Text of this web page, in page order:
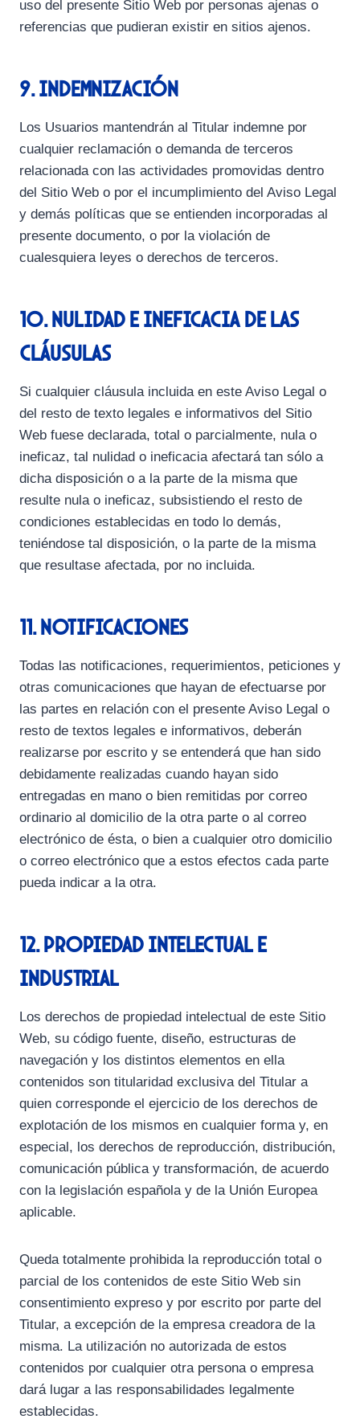
uso del presente Sitio Web por personas ajenas o
referencias que pudieran existir en sitios ajenos.
9. Indemnización
Los Usuarios mantendrán al Titular indemne por
cualquier reclamación o demanda de terceros
relacionada con las actividades promovidas dentro
del Sitio Web o por el incumplimiento del Aviso Legal
y demás políticas que se entienden incorporadas al
presente documento, o por la violación de
cualesquiera leyes o derechos de terceros.
10. Nulidad e ineficacia de las
Cláusulas
Si cualquier cláusula incluida en este Aviso Legal o
del resto de texto legales e informativos del Sitio
Web fuese declarada, total o parcialmente, nula o
ineficaz, tal nulidad o ineficacia afectará tan sólo a
dicha disposición o a la parte de la misma que
resulte nula o ineficaz, subsistiendo el resto de
condiciones establecidas en todo lo demás,
teniéndose tal disposición, o la parte de la misma
que resultase afectada, por no incluida.
11. Notificaciones
Todas las notificaciones, requerimientos, peticiones y
otras comunicaciones que hayan de efectuarse por
las partes en relación con el presente Aviso Legal o
resto de textos legales e informativos, deberán
realizarse por escrito y se entenderá que han sido
debidamente realizadas cuando hayan sido
entregadas en mano o bien remitidas por correo
ordinario al domicilio de la otra parte o al correo
electrónico de ésta, o bien a cualquier otro domicilio
o correo electrónico que a estos efectos cada parte
pueda indicar a la otra.
12. Propiedad Intelectual e
Industrial
Los derechos de propiedad intelectual de este Sitio
Web, su código fuente, diseño, estructuras de
navegación y los distintos elementos en ella
contenidos son titularidad exclusiva del Titular a
quien corresponde el ejercicio de los derechos de
explotación de los mismos en cualquier forma y, en
especial, los derechos de reproducción, distribución,
comunicación pública y transformación, de acuerdo
con la legislación española y de la Unión Europea
aplicable.
Queda totalmente prohibida la reproducción total o
parcial de los contenidos de este Sitio Web sin
consentimiento expreso y por escrito por parte del
Titular, a excepción de la empresa creadora de la
misma. La utilización no autorizada de estos
contenidos por cualquier otra persona o empresa
dará lugar a las responsabilidades legalmente
establecidas.